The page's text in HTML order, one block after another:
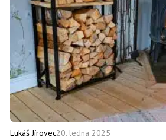
Lukáš Jírovec20. ledna 2025